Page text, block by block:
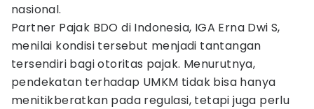
nasional.
Partner Pajak BDO di Indonesia, IGA Erna Dwi S,
menilai kondisi tersebut menjadi tantangan
tersendiri bagi otoritas pajak. Menurutnya,
pendekatan terhadap UMKM tidak bisa hanya
menitikberatkan pada regulasi, tetapi juga perlu